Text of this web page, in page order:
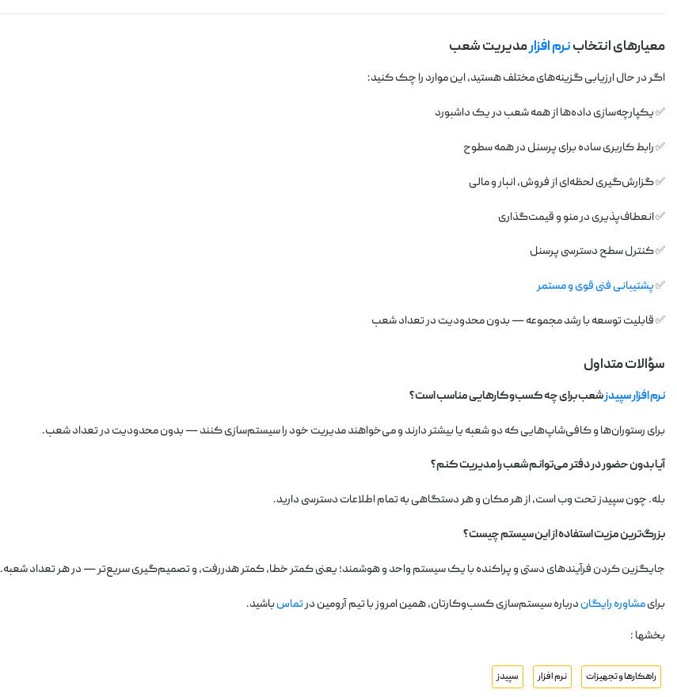
معیارهای انتخابنرم افزارمدیریت شعب
اگر در حال ارزیابی گزینه‌های مختلف هستید، این موارد را چک کنید:
✅ یکپارچه‌سازی داده‌ها از همه شعب در یک داشبورد
✅ رابط کاربری ساده برای پرسنل در همه سطوح
✅ گزارش‌گیری لحظه‌ای از فروش، انبار و مالی
✅ انعطاف‌پذیری در منو و قیمت‌گذاری
✅ کنترل سطح دسترسی پرسنل
✅پشتیبانی فنی قوی و مستمر
✅ قابلیت توسعه با رشد مجموعه — بدون محدودیت در تعداد شعب
سؤالات متداول
نرم افزار سپیدزشعب برای چه کسب‌وکارهایی مناسب است؟
برای رستوران‌ها و کافی‌شاپ‌هایی که دو شعبه یا بیشتر دارند و می‌خواهند مدیریت خود را سیستم‌سازی کنند — بدون محدودیت در تعداد شعب.
آیا بدون حضور در دفتر می‌توانم شعب را مدیریت کنم؟
بله. چون سپیدز تحت وب است، از هر مکان و هر دستگاهی به تمام اطلاعات دسترسی دارید.
بزرگ‌ترین مزیت استفاده از این سیستم چیست؟
جایگزین کردن فرآیندهای دستی و پراکنده با یک سیستم واحد و هوشمند؛ یعنی کمتر خطا، کمتر هدررفت، و تصمیم‌گیری سریع‌تر — در هر تعداد شعبه.
برایمشاوره رایگاندرباره سیستم‌سازی کسب‌وکارتان، همین امروز با تیم آرومین درتماس باشید.
بخشها :
راهکارها و تجهیزات نرم افزار سپیدز